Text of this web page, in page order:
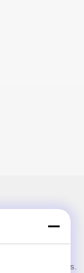
descuentos y más.